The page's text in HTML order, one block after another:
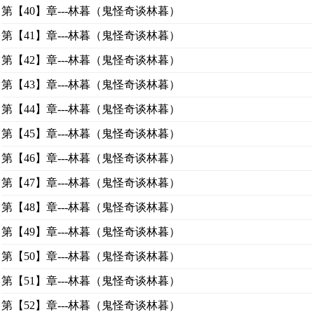
第【40】章---林暮（鬼怪奇谈林暮）
第【41】章---林暮（鬼怪奇谈林暮）
第【42】章---林暮（鬼怪奇谈林暮）
第【43】章---林暮（鬼怪奇谈林暮）
第【44】章---林暮（鬼怪奇谈林暮）
第【45】章---林暮（鬼怪奇谈林暮）
第【46】章---林暮（鬼怪奇谈林暮）
第【47】章---林暮（鬼怪奇谈林暮）
第【48】章---林暮（鬼怪奇谈林暮）
第【49】章---林暮（鬼怪奇谈林暮）
第【50】章---林暮（鬼怪奇谈林暮）
第【51】章---林暮（鬼怪奇谈林暮）
第【52】章---林暮（鬼怪奇谈林暮）